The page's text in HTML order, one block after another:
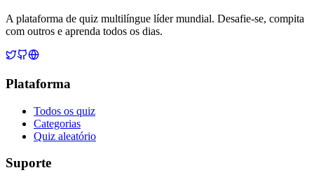
A plataforma de quiz multilíngue líder mundial. Desafie-se, compita
com outros e aprenda todos os dias.
Plataforma
Todos os quiz
Categorias
Quiz aleatório
Suporte